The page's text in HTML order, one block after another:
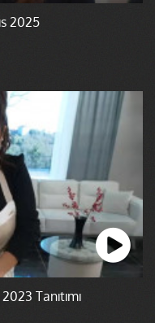
2025
Tanıtımı